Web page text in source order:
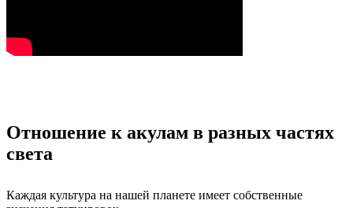
Отношение к акулам в разных частях
света
Каждая культура на нашей планете имеет собственные